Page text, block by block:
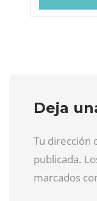
Deja
Tu dirección
publicada.
marcados